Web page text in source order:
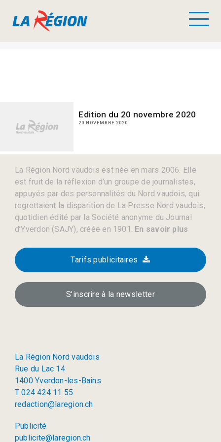
Edition du 20 novembre 2020
20 NOVEMBRE 2020
La Région Nord vaudois est née en mars 2006. Elle
est fruit de la réflexion d’un groupe de journalistes,
appuyés par des personnalités du Nord vaudois, qui
regrettaient la disparition de La Presse Nord vaudois,
quotidien édité par la Société anonyme du Journal
d’Yverdon (SAJY), créée en 1901. En savoir plus
Tarifs publicitaires
S’inscrire à la newsletter
La Région Nord vaudois
Rue du Lac 14
1400 Yverdon-les-Bains
T 024 424 11 55
redaction@laregion.ch
Publicité
publicite@laregion.ch